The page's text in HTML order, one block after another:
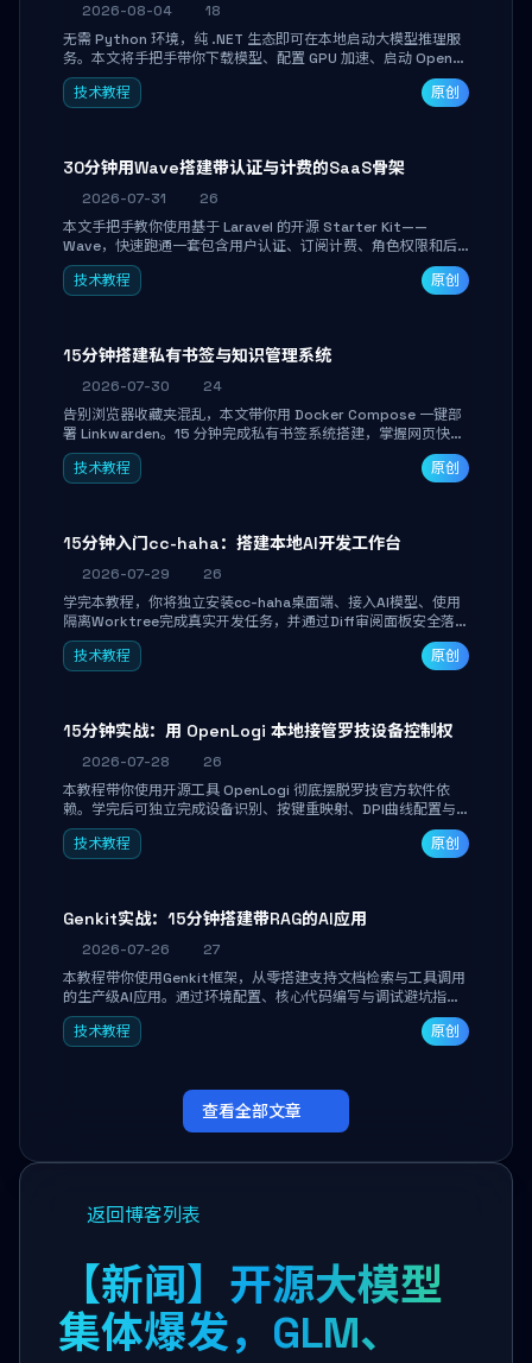
2026-08-04
18
无需 Python 环境，纯 .NET 生态即可在本地启动大模型推理服
务。本文将手把手带你下载模型、配置 GPU 加速、启动 OpenAI
兼容 API，并在 C# 业务代码中无缝调用。数据不出网，零门槛
搞定本地 LLM 部署。
技术教程 原创
30分钟用Wave搭建带认证与计费的SaaS骨架
2026-07-31
26
本文手把手教你使用基于 Laravel 的开源 Starter Kit——
Wave，快速跑通一套包含用户认证、订阅计费、角色权限和后
台管理的完整 SaaS 骨架。附带 Stripe 测试支付对接与自定义
业务页面开发实战，助你省去重复基建时间，将精力聚焦于核心
技术教程 原创
15分钟搭建私有书签与知识管理系统
2026-07-30
24
告别浏览器收藏夹混乱，本文带你用 Docker Compose 一键部
署 Linkwarden。15 分钟完成私有书签系统搭建，掌握网页快照
归档、高亮批注、分类管理与全文搜索。适合开发者与知识工作
者打造个人知识库，资料统一归档，随时检索。
技术教程 原创
15分钟入门cc-haha：搭建本地AI开发工作台
2026-07-29
26
学完本教程，你将独立安装cc-haha桌面端、接入AI模型、使用
隔离Worktree完成真实开发任务，并通过Diff审阅面板安全落地
AI代码改写。告别终端黑盒操作，让AI在沙箱环境中工作，你只
做审阅和决策。
技术教程 原创
15分钟实战：用 OpenLogi 本地接管罗技设备控制权
2026-07-28
26
本教程带你使用开源工具 OpenLogi 彻底摆脱罗技官方软件依
赖。学完后可独立完成设备识别、按键重映射、DPI曲线配置与
SmartShift调节，实现完全离线控制，保护隐私并释放硬件性
能。
技术教程 原创
Genkit实战：15分钟搭建带RAG的AI应用
2026-07-26
27
本教程带你使用Genkit框架，从零搭建支持文档检索与工具调用
的生产级AI应用。通过环境配置、核心代码编写与调试避坑指
南，学完即可掌握多模型切换、RAG管道构建及函数调用注册，
独立开发高效AI智能体。
技术教程 原创
查看全部文章
返回博客列表
【新闻】开源大模型
集体爆发，GLM、